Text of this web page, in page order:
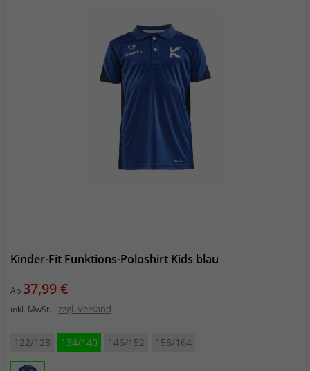
Kinder-Fit Funktions-Poloshirt Kids blau
Ab Preis
37,99 €
inkl. MwSt. zzgl. Versand
122/128 134/140 146/152 158/164